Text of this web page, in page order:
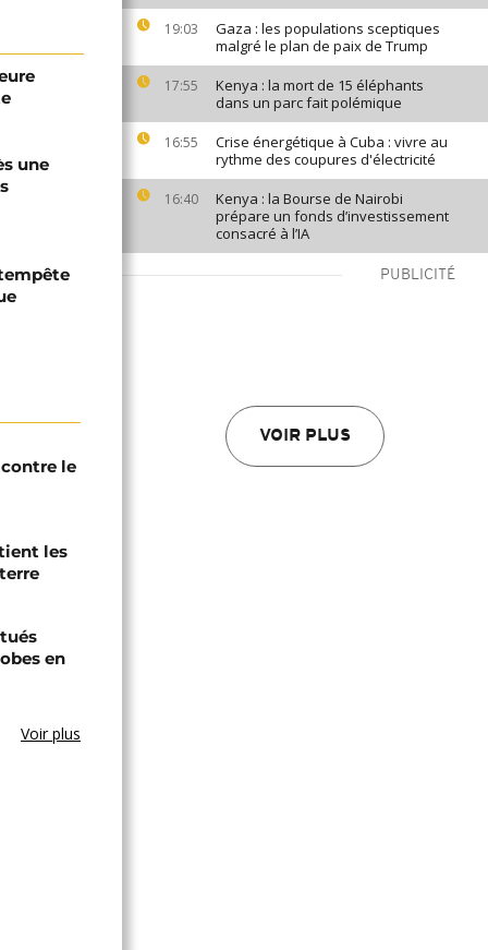
19:03
Gaza : les populations sceptiques
malgré le plan de paix de Trump
17:55
Kenya : la mort de 15 éléphants
dans un parc fait polémique
16:55
Crise énergétique à Cuba : vivre au
rythme des coupures d'électricité
16:40
Kenya : la Bourse de Nairobi
prépare un fonds d’investissement
consacré à l’IA
PUBLICITÉ
VOIR PLUS
une
le
les
en
Voir plus